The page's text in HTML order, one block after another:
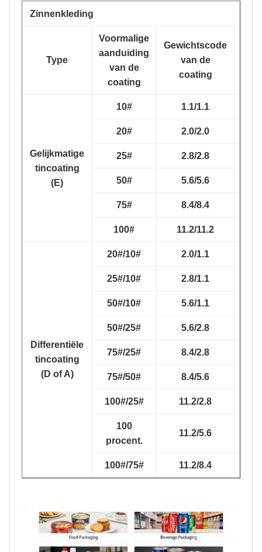
Zinnenkleding
Type
Voormalige
aanduiding
van de
coating
Gewichtscode
van de
coating
Gelijkmatige
tincoating
(E)
10# 1.1/1.1
20# 2.0/2.0
25# 2.8/2.8
50# 5.6/5.6
75# 8.4/8.4
100# 11.2/11.2
Differentiële
tincoating
(D of A)
20#/10# 2.0/1.1
25#/10# 2.8/1.1
50#/10# 5.6/1.1
50#/25# 5.6/2.8
75#/25# 8.4/2.8
75#/50# 8.4/5.6
100#/25# 11.2/2.8
100
procent.
11.2/5.6
100#/75# 11.2/8.4